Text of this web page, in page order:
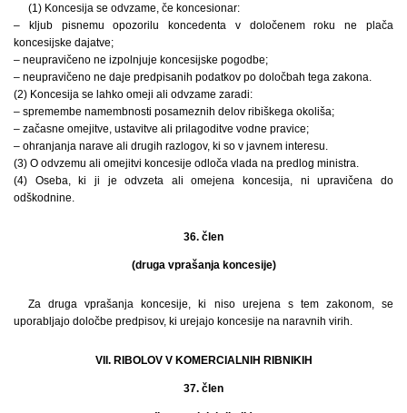
(1) Koncesija se odvzame, če koncesionar:
– kljub pisnemu opozorilu koncedenta v določenem roku ne plača
koncesijske dajatve;
– neupravičeno ne izpolnjuje koncesijske pogodbe;
– neupravičeno ne daje predpisanih podatkov po določbah tega zakona.
(2) Koncesija se lahko omeji ali odvzame zaradi:
– spremembe namembnosti posameznih delov ribiškega okoliša;
– začasne omejitve, ustavitve ali prilagoditve vodne pravice;
– ohranjanja narave ali drugih razlogov, ki so v javnem interesu.
(3) O odvzemu ali omejitvi koncesije odloča vlada na predlog ministra.
(4) Oseba, ki ji je odvzeta ali omejena koncesija, ni upravičena do
odškodnine.
36. člen
(druga vprašanja koncesije)
Za druga vprašanja koncesije, ki niso urejena s tem zakonom, se
uporabljajo določbe predpisov, ki urejajo koncesije na naravnih virih.
VII. RIBOLOV V KOMERCIALNIH RIBNIKIH
37. člen